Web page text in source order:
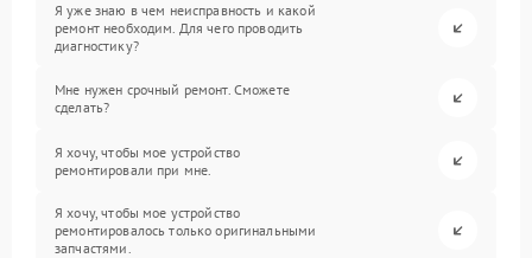
Я уже знаю в чем неисправность и какой
ремонт необходим. Для чего проводить
диагностику?
Мне нужен срочный ремонт. Сможете
сделать?
Я хочу, чтобы мое устройство
ремонтировали при мне.
Я хочу, чтобы мое устройство
ремонтировалось только оригинальными
запчастями.